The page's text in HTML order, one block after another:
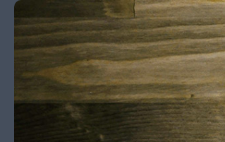
Zum Inhalt springen